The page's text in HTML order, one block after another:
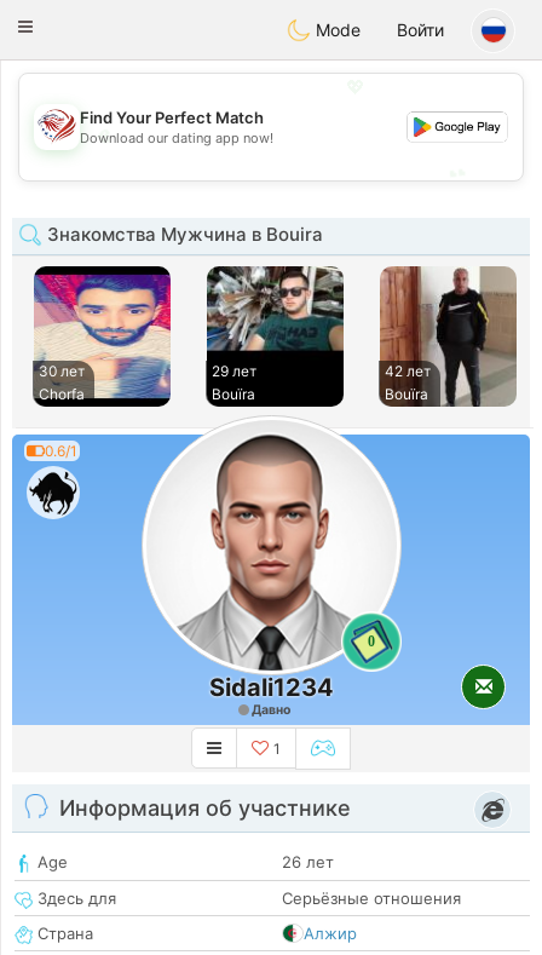
Dating
Toggle
Mode Войти
💕
Find Your Perfect Match
Download our dating app now!
Знакомства Мужчина в Bouira
30 лет
Chorfa
29 лет
Bouïra
42 лет
Bouïra
0.6/1
0
Sidali1234
Давно
1
Информация об участнике
Age
26 лет
Здесь для
Серьёзные отношения
Страна
Алжир